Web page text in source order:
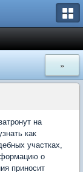
»
на
как
участках,
о
приносит